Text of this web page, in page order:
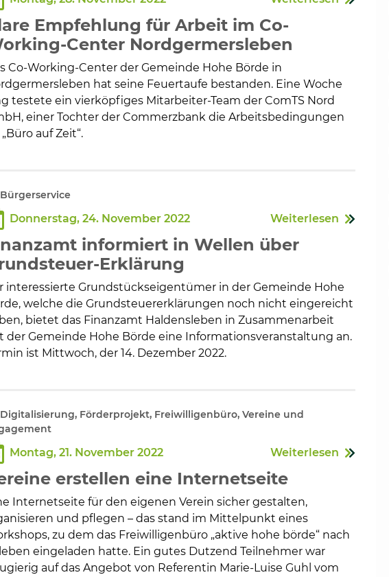
Verkehr
Dorfleben
Empfehlung für Arbeit im Co-
Center Nordgermersleben
Co-Working-Center der Gemeinde Hohe Börde in
hat seine Feuertaufe bestanden. Eine Woche
testete ein vierköpfiges Mitarbeiter-Team der ComTS Nord
einer Tochter der Commerzbank die Arbeitsbedingungen
auf Zeit“.
Bürgerservice
Donnerstag, 24. November 2022 Weiterlesen
informiert in Wellen über
Erklärung
interessierte Grundstückseigentümer in der Gemeinde Hohe
welche die Grundsteuererklärungen noch nicht eingereicht
bietet das Finanzamt Haldensleben in Zusammenarbeit
der Gemeinde Hohe Börde eine Informationsveranstaltung an.
ist Mittwoch, der 14. Dezember 2022.
Digitalisierung, Förderprojekt, Freiwilligenbüro, Vereine und
Montag, 21. November 2022 Weiterlesen
erstellen eine Internetseite
Internetseite für den eigenen Verein sicher gestalten,
und pflegen – das stand im Mittelpunkt eines
zu dem das Freiwilligenbüro „aktive hohe börde“ nach
eingeladen hatte. Ein gutes Dutzend Teilnehmer war
auf das Angebot von Referentin Marie-Luise Guhl vom